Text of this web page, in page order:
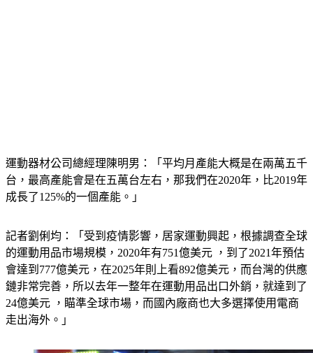
運動器材公司總經理陳明男：「平均月產能大概是在兩萬五千
台，最高產能會是在五萬台左右，那我們在2020年，比2019年
記者劉俐均：「受到疫情影響，居家運動興起，根據調查全球
的運動用品市場規模，2020年有751億美元 ，到了2021年預估
會達到777億美元，在2025年則上看892億美元，而台灣的供應
鏈非常完善，所以去年一整年在運動用品出口外銷，就達到了
24億美元 ，瞄準全球市場，而國內廠商也大多選擇使用電商